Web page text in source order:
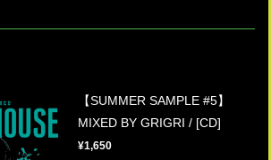
【SUMMER SAMPLE #5】
MIXED BY GRIGRI / [CD]
¥1,650